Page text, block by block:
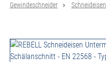
Gewindeschneider Schneideisen
Bildergalerie überspringen